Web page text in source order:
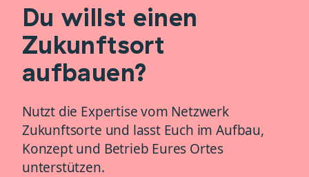
Du willst einen
Zukunftsort
aufbauen?
Nutzt die Expertise vom Netzwerk
Zukunftsorte und lasst Euch im Aufbau,
Konzept und Betrieb Eures Ortes
unterstützen.